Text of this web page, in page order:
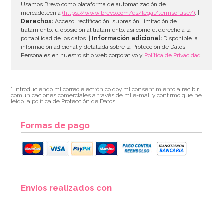
AÑADIR
Usamos Brevo como plataforma de automatización de
mercadotecnia(https://www.brevo.com/es/legal/termsofuse/). |
Derechos: Acceso, rectificación, supresión, limitación de
tratamiento, u oposición al tratamiento, así como el derecho a la
portabilidad de los datos. |
Información adicional: Disponible la
información adicional y detallada sobre la Protección de Datos
Personales en nuestro sitio web corporativo y Política de Privacidad.
* Introduciendo mi correo electrónico doy mi consentimiento a recibir
comunicaciones comerciales a través de mi e-mail y confirmo que he
leído la política de Protección de Datos.
Formas de pago
Envíos realizados con